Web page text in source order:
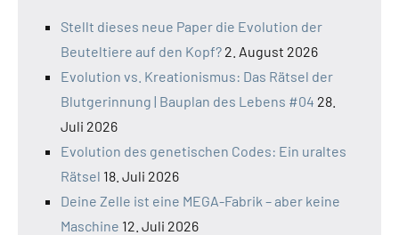
Stellt dieses neue Paper die Evolution der
Beuteltiere auf den Kopf? 2. August 2026
Evolution vs. Kreationismus: Das Rätsel der
Blutgerinnung | Bauplan des Lebens #04 28.
Juli 2026
Evolution des genetischen Codes: Ein uraltes
Rätsel 18. Juli 2026
Deine Zelle ist eine MEGA-Fabrik – aber keine
Maschine 12. Juli 2026